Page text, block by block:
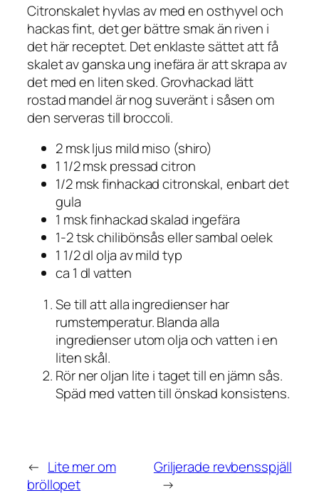
Citronskalet hyvlas av med en osthyvel och
hackas fint, det ger bättre smak än riven i
det här receptet. Det enklaste sättet att få
skalet av ganska ung inefära är att skrapa av
det med en liten sked. Grovhackad lätt
rostad mandel är nog suveränt i såsen om
den serveras till broccoli.
2 msk ljus mild miso (shiro)
1 1/2 msk pressad citron
1/2 msk finhackad citronskal, enbart det
gula
1 msk finhackad skalad ingefära
1-2 tsk chilibönsås eller sambal oelek
1 1/2 dl olja av mild typ
ca 1 dl vatten
Se till att alla ingredienser har
rumstemperatur. Blanda alla
ingredienser utom olja och vatten i en
liten skål.
Rör ner oljan lite i taget till en jämn sås.
Späd med vatten till önskad konsistens.
← Lite mer om
bröllopet
Griljerade revbensspjäll
→